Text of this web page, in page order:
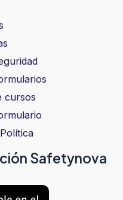
cursos
Política
Safetynova